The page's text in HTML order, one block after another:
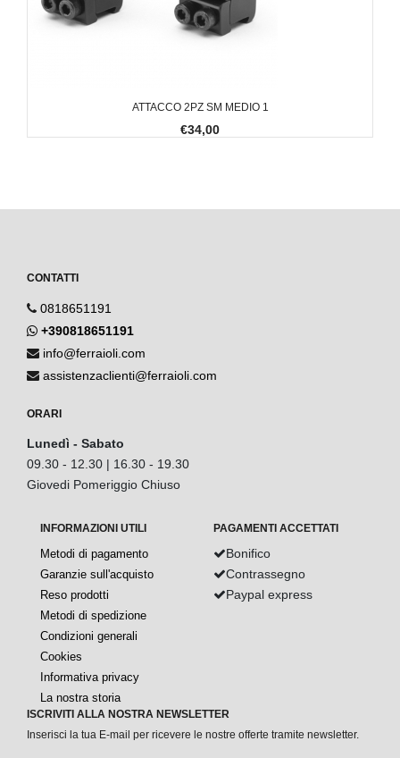
ATTACCO 2PZ SM MEDIO 1
€34,00
CONTATTI
0818651191
+390818651191
info@ferraioli.com
assistenzaclienti@ferraioli.com
ORARI
Lunedì - Sabato
09.30 - 12.30 | 16.30 - 19.30
Giovedi Pomeriggio Chiuso
INFORMAZIONI UTILI
Metodi di pagamento
Garanzie sull'acquisto
Reso prodotti
Metodi di spedizione
Condizioni generali
Cookies
Informativa privacy
La nostra storia
PAGAMENTI ACCETTATI
Bonifico
Contrassegno
Paypal express
ISCRIVITI ALLA NOSTRA NEWSLETTER
Inserisci la tua E-mail per ricevere le nostre offerte tramite newsletter.